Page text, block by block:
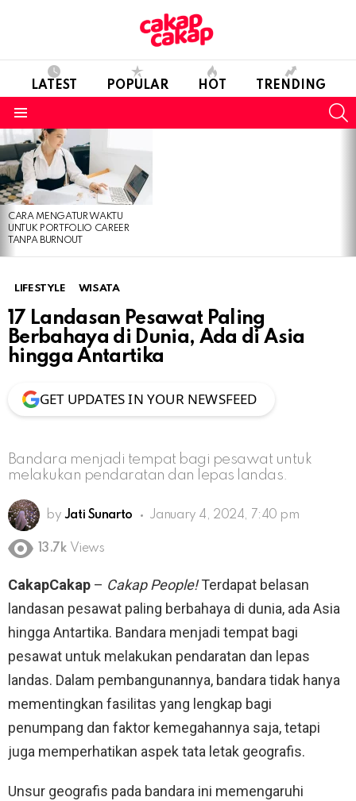
LATEST POPULAR HOT TRENDING
LATEST
STORIES
CARA MENGATUR WAKTU
UNTUK PORTFOLIO CAREER
TANPA BURNOUT
LIFESTYLE WISATA
17 Landasan Pesawat Paling
Berbahaya di Dunia, Ada di Asia
hingga Antartika
GET UPDATES IN YOUR NEWSFEED
Bandara menjadi tempat bagi pesawat untuk
melakukan pendaratan dan lepas landas.
by Jati Sunarto January 4, 2024, 7:40 pm
13.7k Views
CakapCakap – Cakap People!Terdapat belasan
landasan pesawat paling berbahaya di dunia, ada Asia
hingga Antartika. Bandara menjadi tempat bagi
pesawat untuk melakukan pendaratan dan lepas
landas. Dalam pembangunannya, bandara tidak hanya
mementingkan fasilitas yang lengkap bagi
penumpang dan faktor kemegahannya saja, tetapi
juga memperhatikan aspek tata letak geografis.
Unsur geografis pada bandara ini memengaruhi